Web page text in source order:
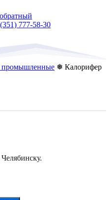
777-58-30
промышленные ❅ Калорифер